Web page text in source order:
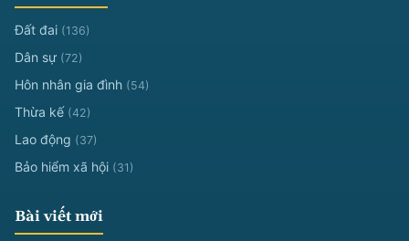
Đất đai (136)
Dân sự (72)
Hôn nhân gia đình (54)
Thừa kế (42)
Lao động (37)
Bảo hiểm xã hội (31)
Bài viết mới